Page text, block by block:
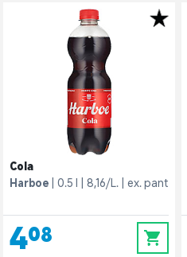
Cola
Harboe
0.5 l 8,16/L. ex. pant
4,08 0